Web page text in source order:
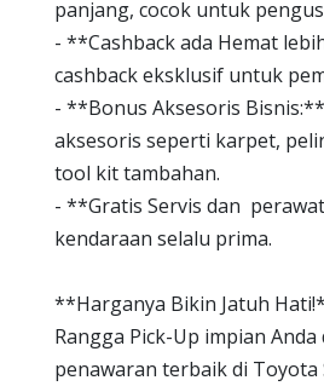
panjang, cocok untuk
- **Cashback ada Hemat
cashback eksklusif untuk
- **Bonus Aksesoris
aksesoris seperti karpet,
tool kit tambahan.
- **Gratis Servis dan
kendaraan selalu prima.
**Harganya Bikin Jatuh
Rangga Pick-Up impian Anda
penawaran terbaik di Toyota